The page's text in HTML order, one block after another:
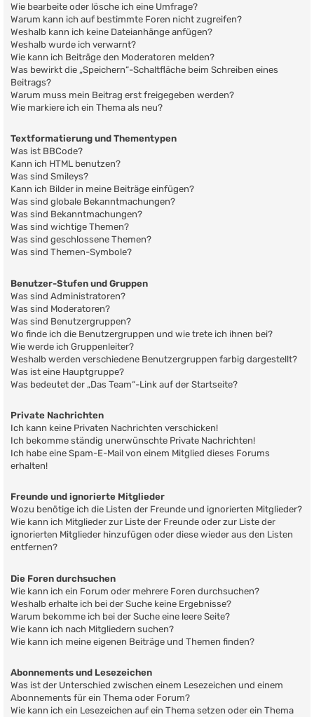
Wie bearbeite oder lösche ich eine Umfrage?
Warum kann ich auf bestimmte Foren nicht zugreifen?
Weshalb kann ich keine Dateianhänge anfügen?
Weshalb wurde ich verwarnt?
Wie kann ich Beiträge den Moderatoren melden?
Was bewirkt die „Speichern“-Schaltfläche beim Schreiben eines
Beitrags?
Warum muss mein Beitrag erst freigegeben werden?
Wie markiere ich ein Thema als neu?
Textformatierung und Thementypen
Was ist BBCode?
Kann ich HTML benutzen?
Was sind Smileys?
Kann ich Bilder in meine Beiträge einfügen?
Was sind globale Bekanntmachungen?
Was sind Bekanntmachungen?
Was sind wichtige Themen?
Was sind geschlossene Themen?
Was sind Themen-Symbole?
Benutzer-Stufen und Gruppen
Was sind Administratoren?
Was sind Moderatoren?
Was sind Benutzergruppen?
Wo finde ich die Benutzergruppen und wie trete ich ihnen bei?
Wie werde ich Gruppenleiter?
Weshalb werden verschiedene Benutzergruppen farbig dargestellt?
Was ist eine Hauptgruppe?
Was bedeutet der „Das Team“-Link auf der Startseite?
Private Nachrichten
Ich kann keine Privaten Nachrichten verschicken!
Ich bekomme ständig unerwünschte Private Nachrichten!
Ich habe eine Spam-E-Mail von einem Mitglied dieses Forums
erhalten!
Freunde und ignorierte Mitglieder
Wozu benötige ich die Listen der Freunde und ignorierten Mitglieder?
Wie kann ich Mitglieder zur Liste der Freunde oder zur Liste der
ignorierten Mitglieder hinzufügen oder diese wieder aus den Listen
entfernen?
Die Foren durchsuchen
Wie kann ich ein Forum oder mehrere Foren durchsuchen?
Weshalb erhalte ich bei der Suche keine Ergebnisse?
Warum bekomme ich bei der Suche eine leere Seite?
Wie kann ich nach Mitgliedern suchen?
Wie kann ich meine eigenen Beiträge und Themen finden?
Abonnements und Lesezeichen
Was ist der Unterschied zwischen einem Lesezeichen und einem
Abonnements für ein Thema oder Forum?
Wie kann ich ein Lesezeichen auf ein Thema setzen oder ein Thema